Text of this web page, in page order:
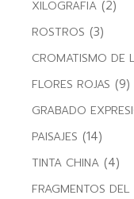
XILOGRAFIA (2)
ROSTROS (3)
CROMATISMO DE
FLORES ROJAS (9)
GRABADO
PAISAJES (14)
TINTA CHINA (4)
FRAGMENTOS